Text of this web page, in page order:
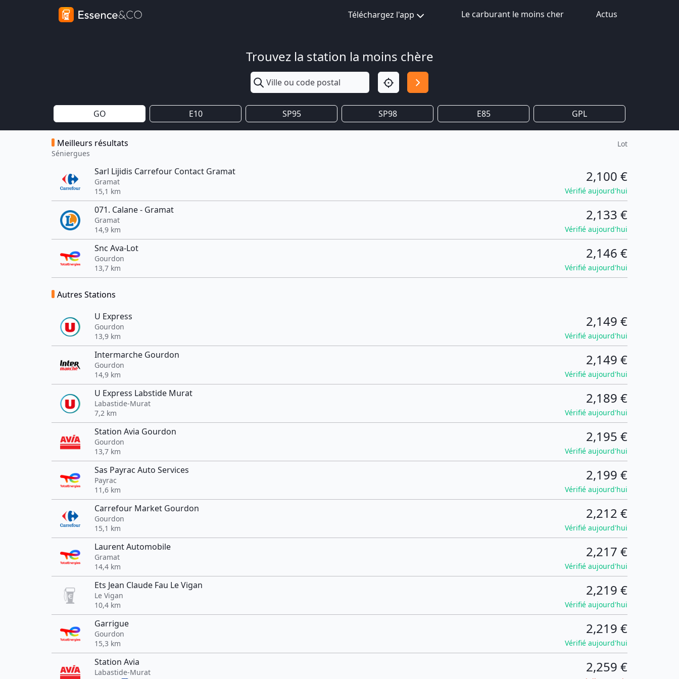
Téléchargez l'app Le carburant le moins cher Actus
Trouvez la station la moins chère
GO E10 SP95 SP98 E85 GPL
Meilleurs résultats
Séniergues
Lot
Sarl Lijidis Carrefour Contact Gramat
Gramat
15,1 km
2,100 €
Vérifié aujourd'hui
071. Calane - Gramat
Gramat
14,9 km
2,133 €
Vérifié aujourd'hui
Snc Ava-Lot
Gourdon
13,7 km
2,146 €
Vérifié aujourd'hui
Autres Stations
U Express
Gourdon
13,9 km
2,149 €
Vérifié aujourd'hui
Intermarche Gourdon
Gourdon
14,9 km
2,149 €
Vérifié aujourd'hui
U Express Labstide Murat
Labastide-Murat
7,2 km
2,189 €
Vérifié aujourd'hui
Station Avia Gourdon
Gourdon
13,7 km
2,195 €
Vérifié aujourd'hui
Sas Payrac Auto Services
Payrac
11,6 km
2,199 €
Vérifié aujourd'hui
Carrefour Market Gourdon
Gourdon
15,1 km
2,212 €
Vérifié aujourd'hui
Laurent Automobile
Gramat
14,4 km
2,217 €
Vérifié aujourd'hui
Ets Jean Claude Fau Le Vigan
Le Vigan
10,4 km
2,219 €
Vérifié aujourd'hui
Garrigue
Gourdon
15,3 km
2,219 €
Vérifié aujourd'hui
Station Avia
Labastide-Murat
2,259 €